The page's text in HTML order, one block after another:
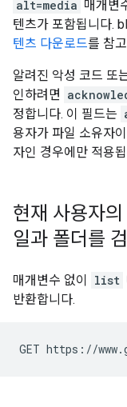
alt=media 매개변
텐츠가 포함됩니다.
텐츠 다운로드를 참
알려진 악성 코드 또
인하려면
정합니다. 이 필드는
용자가 파일 소유자
자인 경우에만 적용
현재 사용자
일과 폴더를
매개변수 없이 list
반환합니다.